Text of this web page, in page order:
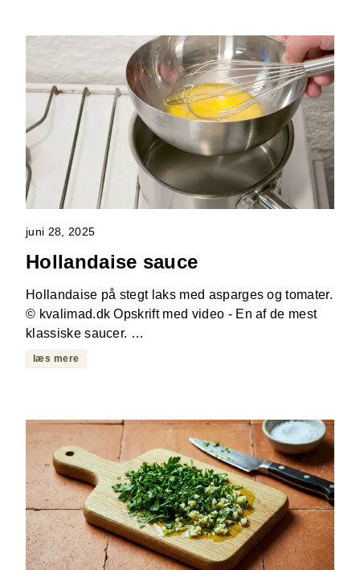
juni 28, 2025
Hollandaise sauce
Hollandaise på stegt laks med asparges og tomater.
© kvalimad.dk Opskrift med video - En af de mest
klassiske saucer. …
læs mere